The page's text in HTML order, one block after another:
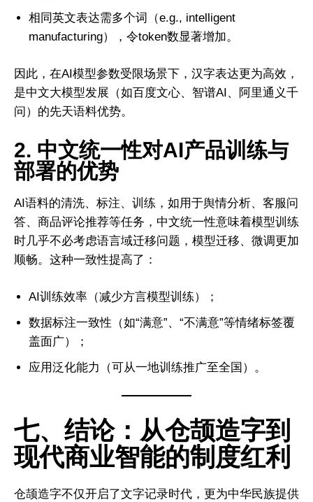
首頁 研究項目 研究報告
請訂閱《問道研究所》簡訊
问道研究所致力于复兴中华传统科学，并搭建东西方科学沟
方法，探索宇宙、自然与人类社会的深层规律。通过系统研
究与跨学科对话，推动传统与现代的创新融合，如中西医结
合、太极启迪AI。我们旨在为理解当今世界提供基于传统智慧
全球知识体系，共同探索真理，开创未来。
相同英文表达需多个词（e.g., intelligent
manufacturing），令token数显著增加。
因此，在AI模型参数受限场景下，汉字表达更为高效，
是中文大模型发展（如百度文心、智谱AI、阿里通义千
问）的先天语料优势。
2. 中文统一性对AI产品训练与
部署的优势
AI语料的清洗、标注、训练，如用于舆情分析、客服问
答、商品评论推荐等任务，中文统一性意味着模型训练
时几乎不必考虑语言域迁移问题，模型迁移、微调更加
顺畅。这种一致性提高了：
AI训练效率（减少方言模型训练）；
数据标注一致性（如“满意”、“不满意”等情绪标签覆
盖面广）；
应用泛化能力（可从一地训练推广至全国）。
七、结论：从仓颉造字到
现代商业智能的制度红利
仓颉造字不仅开启了文字记录时代，更为中华民族提供